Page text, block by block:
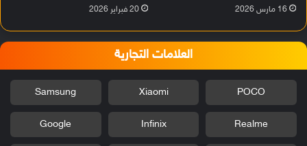
16 مارس 2026 20 فبراير 2026
العلامات التجارية
POCO
Xiaomi
Samsung
Realme
Infinix
Google